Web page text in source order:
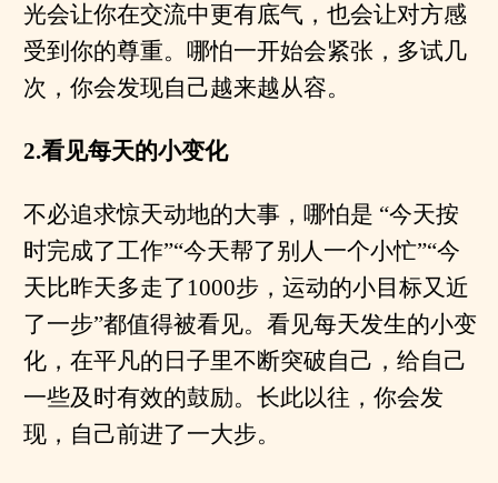
光会让你在交流中更有底气，也会让对方感
受到你的尊重。哪怕一开始会紧张，多试几
次，你会发现自己越来越从容。
2.看见每天的小变化
不必追求惊天动地的大事，哪怕是 “今天按
时完成了工作”“今天帮了别人一个小忙”“今
天比昨天多走了1000步，运动的小目标又近
了一步”都值得被看见。看见每天发生的小变
化，在平凡的日子里不断突破自己，给自己
一些及时有效的鼓励。长此以往，你会发
现，自己前进了一大步。